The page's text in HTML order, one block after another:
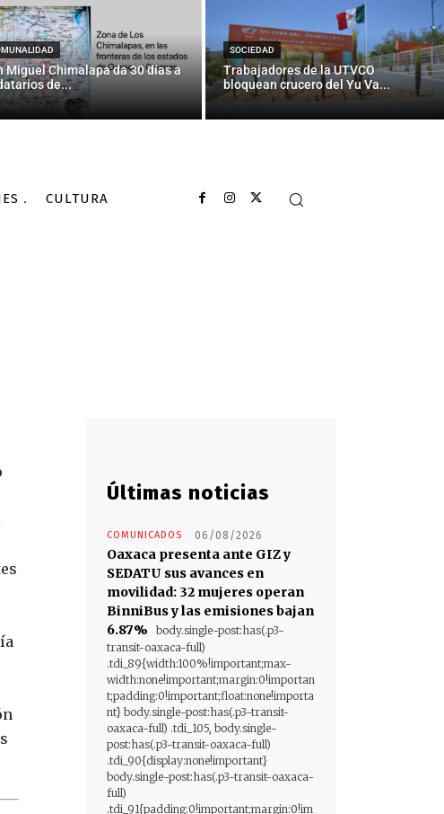
Miguel Chimalapa da 30 días a
de...
SOCIEDAD
Trabajadores de la UTVCO
bloquean crucero del Yu Va...
CULTURA
Últimas noticias
COMUNICADOS 06/08/2026
Oaxaca presenta ante GIZ y
SEDATU sus avances en
movilidad: 32 mujeres operan
BinniBus y las emisiones bajan
6.87%
body.single-post:has(.p3-
transit-oaxaca-full)
.tdi_89{width:100%!important;max-
width:none!important;margin:0!importan
t;padding:0!important;float:none!importa
nt} body.single-post:has(.p3-transit-
oaxaca-full) .tdi_105, body.single-
post:has(.p3-transit-oaxaca-full)
.tdi_90{display:none!important}
body.single-post:has(.p3-transit-oaxaca-
full)
.tdi_91{padding:0!important;margin:0!im